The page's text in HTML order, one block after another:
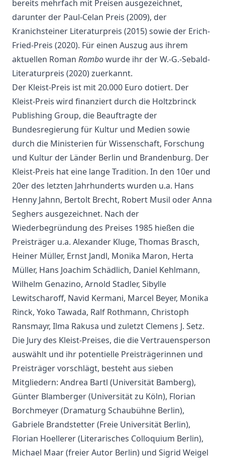
bereits mehrfach mit Preisen ausgezeichnet,
darunter der Paul-Celan Preis (2009), der
Kranichsteiner Literaturpreis (2015) sowie der Erich-
Fried-Preis (2020). Für einen Auszug aus ihrem
aktuellen Roman Rombowurde ihr der W.-G.-Sebald-
Literaturpreis (2020) zuerkannt.
Der Kleist-Preis ist mit 20.000 Euro dotiert. Der
Kleist-Preis wird finanziert durch die Holtzbrinck
Publishing Group, die Beauftragte der
Bundesregierung für Kultur und Medien sowie
durch die Ministerien für Wissenschaft, Forschung
und Kultur der Länder Berlin und Brandenburg. Der
Kleist-Preis hat eine lange Tradition. In den 10er und
20er des letzten Jahrhunderts wurden u.a. Hans
Henny Jahnn, Bertolt Brecht, Robert Musil oder Anna
Seghers ausgezeichnet. Nach der
Wiederbegründung des Preises 1985 hießen die
Preisträger u.a. Alexander Kluge, Thomas Brasch,
Heiner Müller, Ernst Jandl, Monika Maron, Herta
Müller, Hans Joachim Schädlich, Daniel Kehlmann,
Wilhelm Genazino, Arnold Stadler, Sibylle
Lewitscharoff, Navid Kermani, Marcel Beyer, Monika
Rinck, Yoko Tawada, Ralf Rothmann, Christoph
Ransmayr, Ilma Rakusa und zuletzt Clemens J. Setz.
Die Jury des Kleist-Preises, die die Vertrauensperson
auswählt und ihr potentielle Preisträgerinnen und
Preisträger vorschlägt, besteht aus sieben
Mitgliedern: Andrea Bartl (Universität Bamberg),
Günter Blamberger (Universität zu Köln), Florian
Borchmeyer (Dramaturg Schaubühne Berlin),
Gabriele Brandstetter (Freie Universität Berlin),
Florian Hoellerer (Literarisches Colloquium Berlin),
Michael Maar (freier Autor Berlin) und Sigrid Weigel